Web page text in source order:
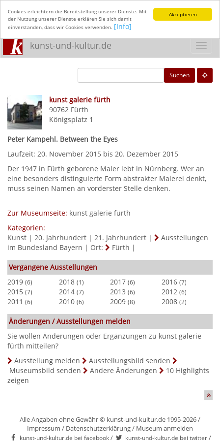
Akzeptieren
Cookies erleichtern die Bereitstellung unserer Dienste. Mit
der Nutzung unserer Dienste erklären Sie sich damit
einverstanden, dass wir Cookies verwenden. [Info]
kunst-und-kultur.de
Suchen
kunst galerie fürth
90762 Fürth
Königsplatz 1
Peter Kampehl. Between the Eyes
Laufzeit: 20. November 2015 bis 20. Dezember 2015
Der 1947 in Fürth geborene Maler lebt in Nürnberg. Wer an
eine besonders distinguierte Form abstrakter Malerei denkt,
muss seinen Namen an vorderster Stelle denken.
Zur Museumseite: kunst galerie fürth
Kategorien:
Kunst | 20. Jahrhundert | 21. Jahrhundert |
Ausstellungen
im Bundesland Bayern | Ort: Fürth |
Vergangene Ausstellungen
2019 (6) 2018 (1) 2017 (6) 2016 (7)
2015 (7) 2014 (7) 2013 (6) 2012 (6)
2011 (6) 2010 (6) 2009 (8) 2008 (2)
Änderungen / Ausstellungen melden
Sie wollen Änderungen oder Ergänzungen zu kunst galerie
fürth mitteilen?
Ausstellung melden
Ausstellungsbild senden
Museumsbild senden
Andere Änderungen
10 Highlights
zeigen
Alle Angaben ohne Gewähr © kunst-und-kultur.de 1995-2026 /
Impressum / Datenschutzerklärung/ Museum anmelden
kunst-und-kultur.de bei facebook/ kunst-und-kultur.de bei twitter/